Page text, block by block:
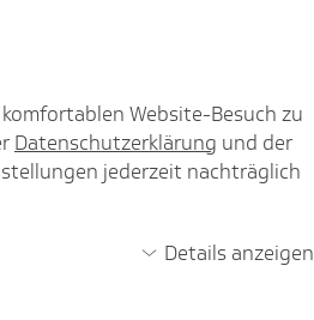
Website-Besuch zu
Datenschutzerklärung und der
jederzeit nachträglich
Details anzeigen